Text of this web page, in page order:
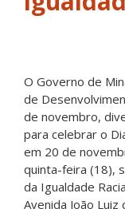
O Governo de
de
de novembro,
para celebrar o
em 20 de
quinta-feira (18),
da Igualdade
Avenida João